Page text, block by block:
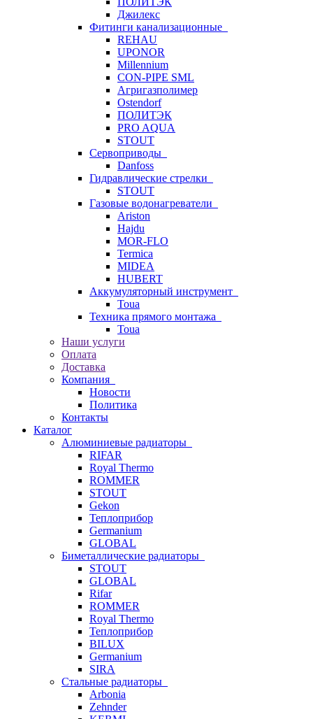
Джилекс
Фитинги канализационные
REHAU
UPONOR
Millennium
CON-PIPE SML
Агригазполимер
Ostendorf
ПОЛИТЭК
PRO AQUA
STOUT
Сервоприводы
Danfoss
Гидравлические стрелки
STOUT
Газовые водонагреватели
Ariston
Hajdu
MOR-FLO
Termica
MIDEA
HUBERT
Аккумуляторный инструмент
Toua
Техника прямого монтажа
Toua
Наши услуги
Оплата
Доставка
Компания
Новости
Политика
Контакты
Каталог
Алюминиевые радиаторы
RIFAR
Royal Thermo
ROMMER
STOUT
Gekon
Теплоприбор
Germanium
GLOBAL
Биметаллические радиаторы
STOUT
GLOBAL
Rifar
ROMMER
Royal Thermo
Теплоприбор
BILUX
Germanium
SIRA
Стальные радиаторы
Arbonia
Zehnder